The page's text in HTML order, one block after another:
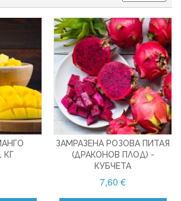
КГ
ЗАМРАЗЕНА РОЗОВА ПИТАЯ
(ДРАКОНОВ ПЛОД) -
КУБЧЕТА
7,60 €